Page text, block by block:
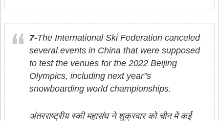
7-The International Ski Federation canceled
several events in China that were supposed
to test the venues for the 2022 Beijing
Olympics, including next year”s
snowboarding world championships.
अंतरराष्ट्रीय स्की महासंघ ने शुक्रवार को चीन में कई